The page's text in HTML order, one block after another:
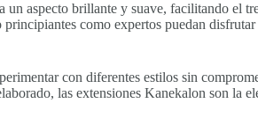
aspecto brillante y suave, facilitando el
como expertos puedan
con diferentes estilos sin
las extensiones Kanekalon son la